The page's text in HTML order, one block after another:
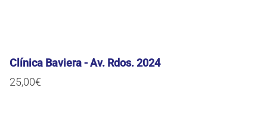
Clínica Baviera - Av. Rdos. 2024
25,00€